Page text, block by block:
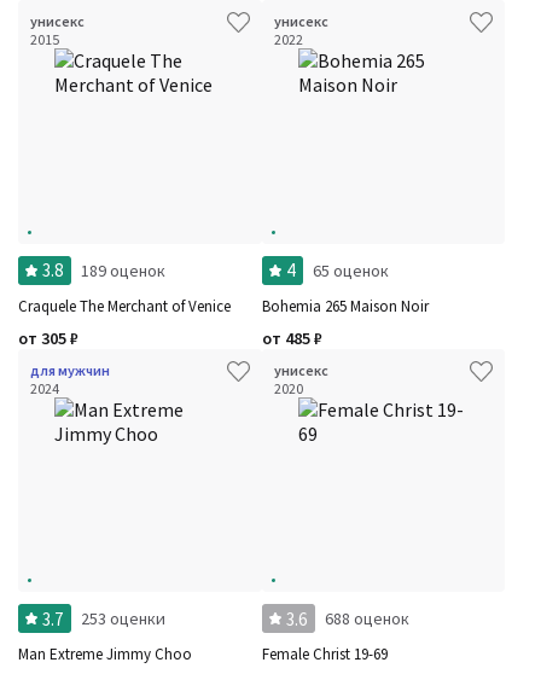
унисекс
2015
3.8 189 оценок
Craquele The Merchant of Venice
от 305₽
унисекс
2022
4 65 оценок
Bohemia 265 Maison Noir
от 485₽
для мужчин
2024
3.7 253 оценки
Man Extreme Jimmy Choo
унисекс
2020
3.6 688 оценок
Female Christ 19-69